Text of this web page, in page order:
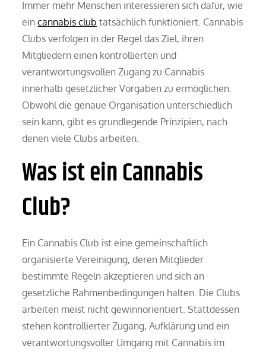
Immer mehr Menschen interessieren sich dafür, wie
eincannabis club tatsächlich funktioniert. Cannabis
Clubs verfolgen in der Regel das Ziel, ihren
Mitgliedern einen kontrollierten und
verantwortungsvollen Zugang zu Cannabis
innerhalb gesetzlicher Vorgaben zu ermöglichen.
Obwohl die genaue Organisation unterschiedlich
sein kann, gibt es grundlegende Prinzipien, nach
denen viele Clubs arbeiten.
Was ist ein Cannabis
Club?
Ein Cannabis Club ist eine gemeinschaftlich
organisierte Vereinigung, deren Mitglieder
bestimmte Regeln akzeptieren und sich an
gesetzliche Rahmenbedingungen halten. Die Clubs
arbeiten meist nicht gewinnorientiert. Stattdessen
stehen kontrollierter Zugang, Aufklärung und ein
verantwortungsvoller Umgang mit Cannabis im